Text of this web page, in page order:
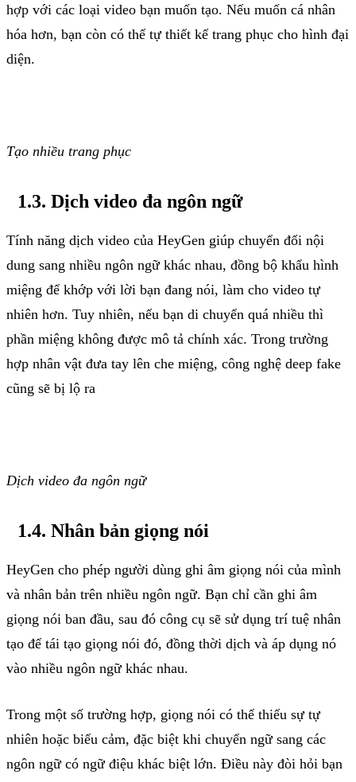
hợp với các loại video bạn muốn tạo. Nếu muốn cá nhân
hóa hơn, bạn còn có thể tự thiết kế trang phục cho hình đại
diện.
Tạo nhiều trang phục
1.3. Dịch video đa ngôn ngữ
Tính năng dịch video của HeyGen giúp chuyển đổi nội
dung sang nhiều ngôn ngữ khác nhau, đồng bộ khẩu hình
miệng để khớp với lời bạn đang nói, làm cho video tự
nhiên hơn. Tuy nhiên, nếu bạn di chuyển quá nhiều thì
phần miệng không được mô tả chính xác. Trong trường
hợp nhân vật đưa tay lên che miệng, công nghệ deep fake
cũng sẽ bị lộ ra
Dịch video đa ngôn ngữ
1.4. Nhân bản giọng nói
HeyGen cho phép người dùng ghi âm giọng nói của mình
và nhân bản trên nhiều ngôn ngữ. Bạn chỉ cần ghi âm
giọng nói ban đầu, sau đó công cụ sẽ sử dụng trí tuệ nhân
tạo để tái tạo giọng nói đó, đồng thời dịch và áp dụng nó
vào nhiều ngôn ngữ khác nhau.
Trong một số trường hợp, giọng nói có thể thiếu sự tự
nhiên hoặc biểu cảm, đặc biệt khi chuyển ngữ sang các
ngôn ngữ có ngữ điệu khác biệt lớn. Điều này đòi hỏi bạn